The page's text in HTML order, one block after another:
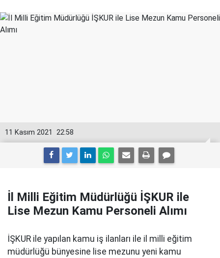
22:58
11 Kasım 2021
İl Milli Eğitim Müdürlüğü İŞKUR ile
Lise Mezun Kamu Personeli Alımı
İŞKUR ile yapılan kamu iş ilanları ile il milli eğitim
müdürlüğü bünyesine lise mezunu yeni kamu